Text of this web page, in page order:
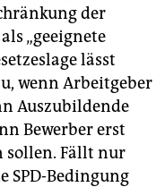
der
„geeignete
lässt
wenn Arbeitgeber
Auszubildende
Bewerber erst
sollen. Fällt nur
SPD-Bedingung